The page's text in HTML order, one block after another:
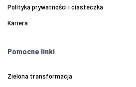
Polityka prywatności i ciasteczka
Kariera
Pomocne linki
Zielona transformacja